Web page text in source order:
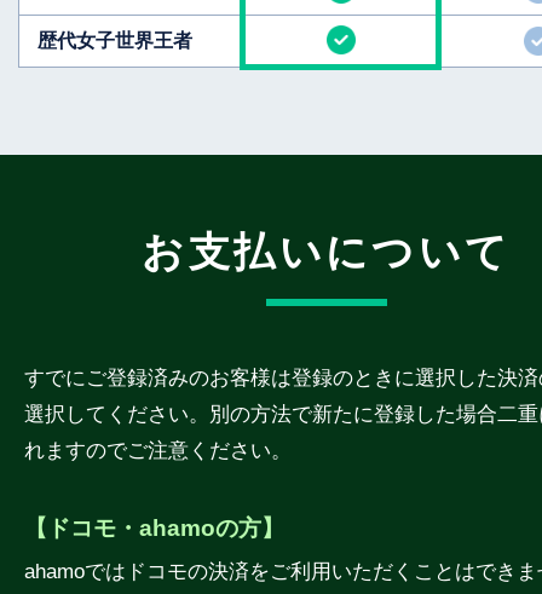
歴代女子世界王者
お支払いについて
すでにご登録済みのお客様は登録のときに選択した決
選択してください。別の方法で新たに登録した場合二
れますのでご注意ください。
【ドコモ・ahamoの方】
ahamoではドコモの決済をご利用いただくことはでき